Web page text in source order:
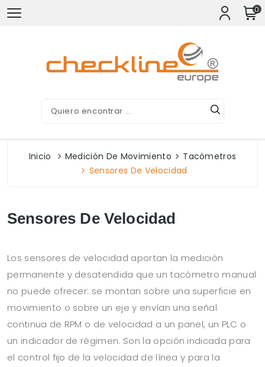
0
Inicio Medición De Movimiento
Tacómetros
Sensores De Velocidad
Sensores De Velocidad
Los sensores de velocidad aportan la medición
permanente y desatendida que un tacómetro manual
no puede ofrecer: se montan sobre una superficie en
movimiento o sobre un eje y envían una señal
continua de RPM o de velocidad a un panel, un PLC o
un indicador de régimen. Son la opción indicada para
el control fijo de la velocidad de línea y para la